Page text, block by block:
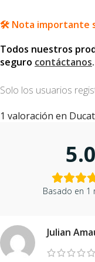
🛠️ Nota importante
Todos nuestros
seguro contáctanos.
1 valoración en
5.0
Basado en 1
Julian
Solo los usuarios